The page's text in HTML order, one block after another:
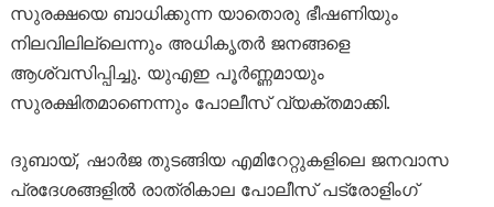
സുരക്ഷയെ ബാധിക്കുന്ന യാതൊരു ഭീഷണിയും
നിലവിലില്ലെന്നും അധികൃതർ ജനങ്ങളെ
ആശ്വസിപ്പിച്ചു. യുഎഇ പൂർണ്ണമായും
സുരക്ഷിതമാണെന്നും പോലീസ് വ്യക്തമാക്കി.
ദുബായ്, ഷാർജ തുടങ്ങിയ എമിറേറ്റുകളിലെ ജനവാസ
പ്രദേശങ്ങളിൽ രാത്രികാല പോലീസ് പട്രോളിംഗ്